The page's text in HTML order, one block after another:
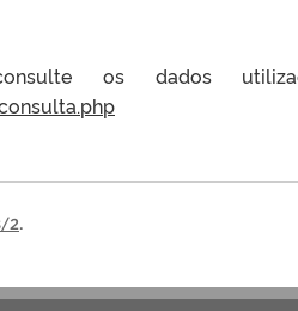
os dados
2.